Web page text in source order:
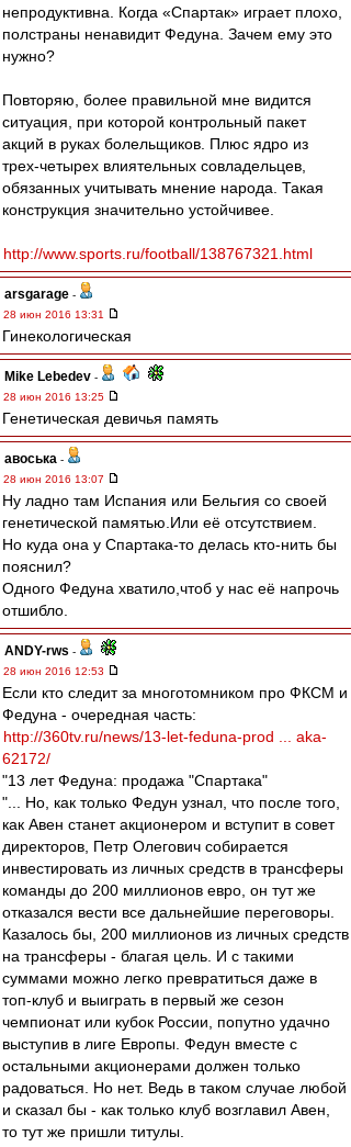
непродуктивна. Когда «Спартак» играет плохо,
полстраны ненавидит Федуна. Зачем ему это
нужно?
Повторяю, более правильной мне видится
ситуация, при которой контрольный пакет
акций в руках болельщиков. Плюс ядро из
трех-четырех влиятельных совладельцев,
обязанных учитывать мнение народа. Такая
конструкция значительно устойчивее.
http://www.sports.ru/football/138767321.html
arsgarage -
28 июн 2016 13:31
Гинекологическая
Mike Lebedev -
28 июн 2016 13:25
Генетическая девичья память
авоська -
28 июн 2016 13:07
Ну ладно там Испания или Бельгия со своей
генетической памятью.Или её отсутствием.
Но куда она у Спартака-то делась кто-нить бы
пояснил?
Одного Федуна хватило,чтоб у нас её напрочь
отшибло.
ANDY-rws -
28 июн 2016 12:53
Если кто следит за многотомником про ФКСМ и
Федуна - очередная часть:
http://360tv.ru/news/13-let-feduna-prod ... aka-
62172/
"13 лет Федуна: продажа "Спартака"
"... Но, как только Федун узнал, что после того,
как Авен станет акционером и вступит в совет
директоров, Петр Олегович собирается
инвестировать из личных средств в трансферы
команды до 200 миллионов евро, он тут же
отказался вести все дальнейшие переговоры.
Казалось бы, 200 миллионов из личных средств
на трансферы - благая цель. И с такими
суммами можно легко превратиться даже в
топ-клуб и выиграть в первый же сезон
чемпионат или кубок России, попутно удачно
выступив в лиге Европы. Федун вместе с
остальными акционерами должен только
радоваться. Но нет. Ведь в таком случае любой
и сказал бы - как только клуб возглавил Авен,
то тут же пришли титулы.